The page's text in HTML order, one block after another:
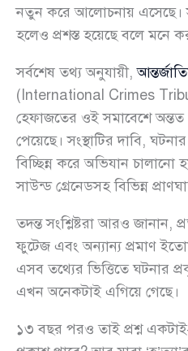
নতুন করে আলোচনায় এসেছে।
হলেও প্রশস্ত হয়েছে বলে মনে
সর্বশেষ তথ্য অনুযায়ী,
(International Crimes
হেফাজতের ওই সমাবেশে অন্তত
পেয়েছে। সংস্থাটির দাবি,
বিচ্ছিন্ন করে অভিযান
সাউন্ড গ্রেনেডসহ বিভিন্ন
তদন্ত সংশ্লিষ্টরা আরও জানান,
ফুটেজ এবং অন্যান্য প্রমাণ
এসব তথ্যের ভিত্তিতে ঘটনার
এখন অনেকটাই এগিয়ে গেছে।
১৩ বছর পরও তাই প্রশ্ন